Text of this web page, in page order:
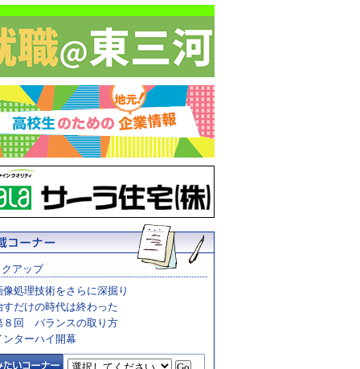
アップ
像処理技術をさらに深掘り
すだけの時代は終わった
８回 バランスの取り方
ンターハイ開幕